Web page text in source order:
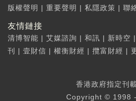
版權聲明 | 重要聲明 | 私隱政策 | 聯
友情鏈接
清博智能 | 艾媒諮詢 | 和訊 | 新時空 |
刊
| 壹財信 | 權衡財經 | 攬富財經 |
香港政府指定刊
Copyright © 1998 -